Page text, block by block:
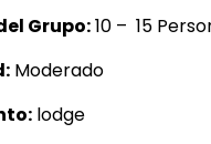
Grupo:10 – 15
Moderado
lodge